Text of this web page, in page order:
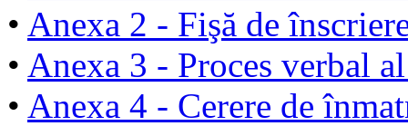
• Anexa 2 - Fişă de
• Anexa 3 - Proces verbal
• Anexa 4 - Cerere de